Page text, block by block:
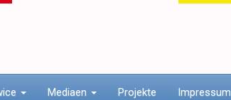
Mediaen Projekte Impressum